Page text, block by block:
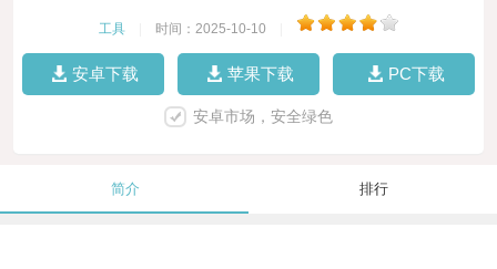
工具 时间：2025-10-10
安卓下载 苹果下载 PC下载
安卓市场，安全绿色
简介 排行